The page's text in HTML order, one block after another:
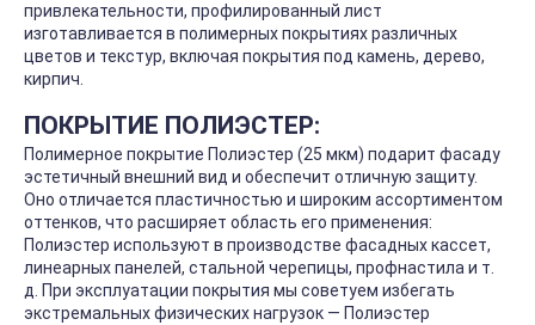
привлекательности, профилированный лист
изготавливается в полимерных покрытиях различных
цветов и текстур, включая покрытия под камень, дерево,
кирпич.
ПОКРЫТИЕ ПОЛИЭСТЕР:
Полимерное покрытие Полиэстер (25 мкм) подарит фасаду
эстетичный внешний вид и обеспечит отличную защиту.
Оно отличается пластичностью и широким ассортиментом
оттенков, что расширяет область его применения:
Полиэстер используют в производстве фасадных кассет,
линеарных панелей, стальной черепицы, профнастила и т.
д. При эксплуатации покрытия мы советуем избегать
экстремальных физических нагрузок — Полиэстер